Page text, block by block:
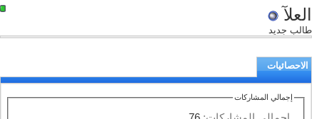
العلآ
طالب جديد
الاحصائيات
إجمالي المشاركات